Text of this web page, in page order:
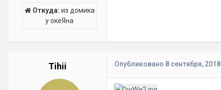
Откуда: из домика
у океЯна
Tihii Опубликовано 8 сентября, 2018